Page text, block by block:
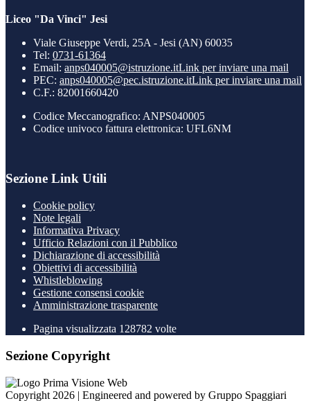
Liceo "Da Vinci" Jesi
Viale Giuseppe Verdi, 25A - Jesi (AN) 60035
Tel: 0731-61364
Email: anps040005@istruzione.itLink per inviare una mail
PEC: anps040005@pec.istruzione.itLink per inviare una mail
C.F.: 82001660420
Codice Meccanografico: ANPS040005
Codice univoco fattura elettronica: UFL6NM
Sezione Link Utili
Cookie policy
Note legali
Informativa Privacy
Ufficio Relazioni con il Pubblico
Dichiarazione di accessibilità
Obiettivi di accessibilità
Whistleblowing
Gestione consensi cookie
Amministrazione trasparente
Pagina visualizzata 128782 volte
Sezione Copyright
Copyright 2026 | Engineered and powered by Gruppo Spaggiari